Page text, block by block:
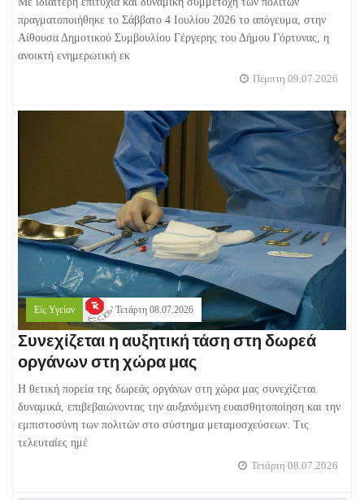
πραγματοποιήθηκε το Σάββατο 4 Ιουλίου 2026 το απόγευμα, στην
Αίθουσα Δημοτικού Συμβουλίου Γέργερης του Δήμου Γόρτυνας, η
ανοικτή ενημερωτική εκ
Πέμπτη 09.07.2026
Είς Υγείαν Τετάρτη 08.07.2026
Συνεχίζεται η αυξητική τάση στη δωρεά
οργάνων στη χώρα μας
Η θετική πορεία της δωρεάς οργάνων στη χώρα μας συνεχίζεται
δυναμικά, επιβεβαιώνοντας την αυξανόμενη ευαισθητοποίηση και την
εμπιστοσύνη των πολιτών στο σύστημα μεταμοσχεύσεων. Τις
τελευταίες ημέ
Τετάρτη 08.07.2026